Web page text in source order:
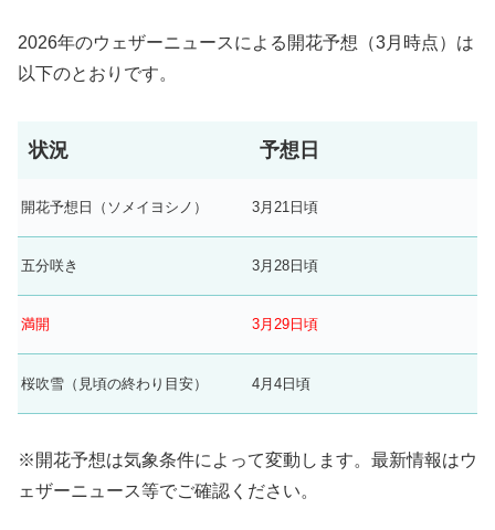
2026年のウェザーニュースによる開花予想（3月時点）は
以下のとおりです。
状況 予想日
開花予想日（ソメイヨシノ） 3月21日頃
五分咲き 3月28日頃
満開 3月29日頃
桜吹雪（見頃の終わり目安） 4月4日頃
※開花予想は気象条件によって変動します。最新情報はウ
ェザーニュース等でご確認ください。